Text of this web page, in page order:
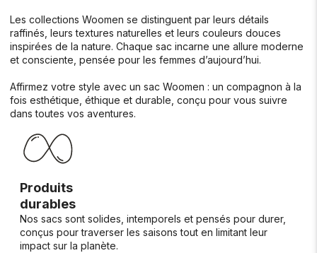
Les collections Woomen se distinguent par leurs détails
raffinés, leurs textures naturelles et leurs couleurs douces
inspirées de la nature. Chaque sac incarne une allure moderne
et consciente, pensée pour les femmes d’aujourd’hui.
Affirmez votre style avec un sac Woomen : un compagnon à la
fois esthétique, éthique et durable, conçu pour vous suivre
dans toutes vos aventures.
Produits
durables
Nos sacs sont solides, intemporels et pensés pour durer,
conçus pour traverser les saisons tout en limitant leur
impact sur la planète.